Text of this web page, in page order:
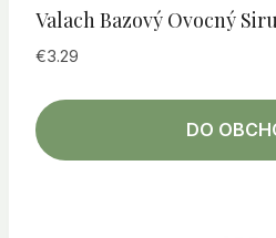
Valach Bazový Ovocný
€3.29
DO